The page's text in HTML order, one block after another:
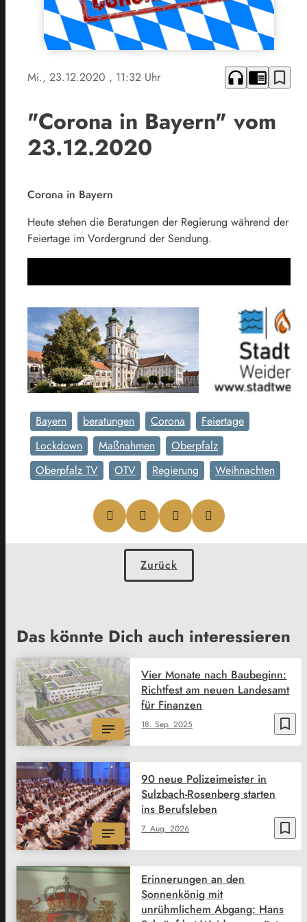
Mi., 23.12.2020 , 11:32 Uhr headphones chrome_reader_mode bookmark_border
"Corona in Bayern" vom
23.12.2020
Corona in Bayern
Heute stehen die Beratungen der Regierung während der
Feiertage im Vordergrund der Sendung.
Bayern beratungen Corona
Feiertage
Lockdown
Maßnahmen
Oberpfalz
Oberpfalz TV
OTV Regierung Weihnachten
Zurück
Das könnte Dich auch interessieren
bookmark_border
18. Sep. 2025
Vier Monate nach Baubeginn:
Richtfest am neuen Landesamt
für Finanzen
bookmark_border
7. Aug. 2026
90 neue Polizeimeister in
Sulzbach-Rosenberg starten
ins Berufsleben
Erinnerungen an den
Sonnenkönig mit
unrühmlichem Abgang: Hans